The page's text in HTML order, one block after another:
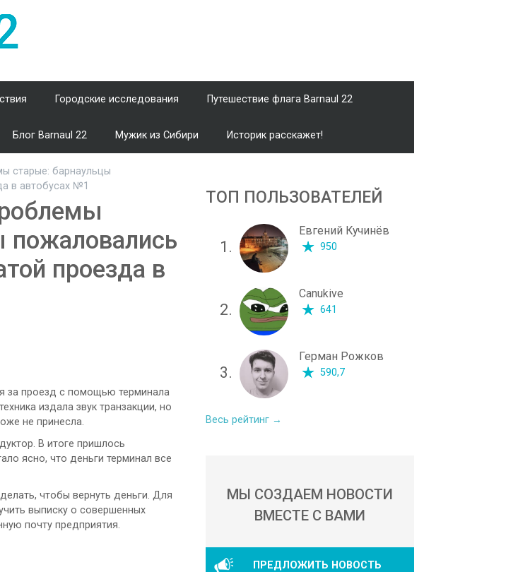
Городские исследования Путешествие флага Barnaul 22
Блог Barnaul 22 Мужик из Сибири Историк расскажет!
старые: барнаульцы
в автобусах №1
пожаловались
проезда в
за проезд с помощью терминала
издала звук транзакции, но
не принесла.
В итоге пришлось
ясно, что деньги терминал все
чтобы вернуть деньги. Для
выписку о совершенных
почту предприятия.
ТОП ПОЛЬЗОВАТЕЛЕЙ
1.
Евгений Кучинёв
950
2.
Canukive
641
3.
Герман Рожков
590,7
Весь рейтинг →
МЫ СОЗДАЕМ НОВОСТИ
ВМЕСТЕ С ВАМИ
ПРЕДЛОЖИТЬ НОВОСТЬ